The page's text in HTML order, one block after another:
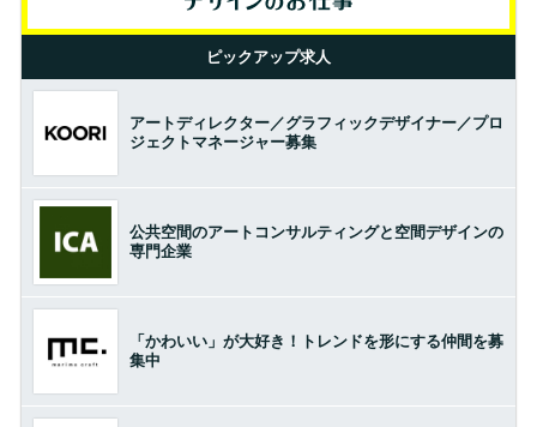
ピックアップ求人
アートディレクター／グラフィックデザイナー／プロ
ジェクトマネージャー募集
公共空間のアートコンサルティングと空間デザインの
専門企業
「かわいい」が大好き！トレンドを形にする仲間を募
集中